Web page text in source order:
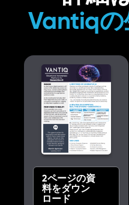
Vantiqの
2ページの資
料をダウン
ロード